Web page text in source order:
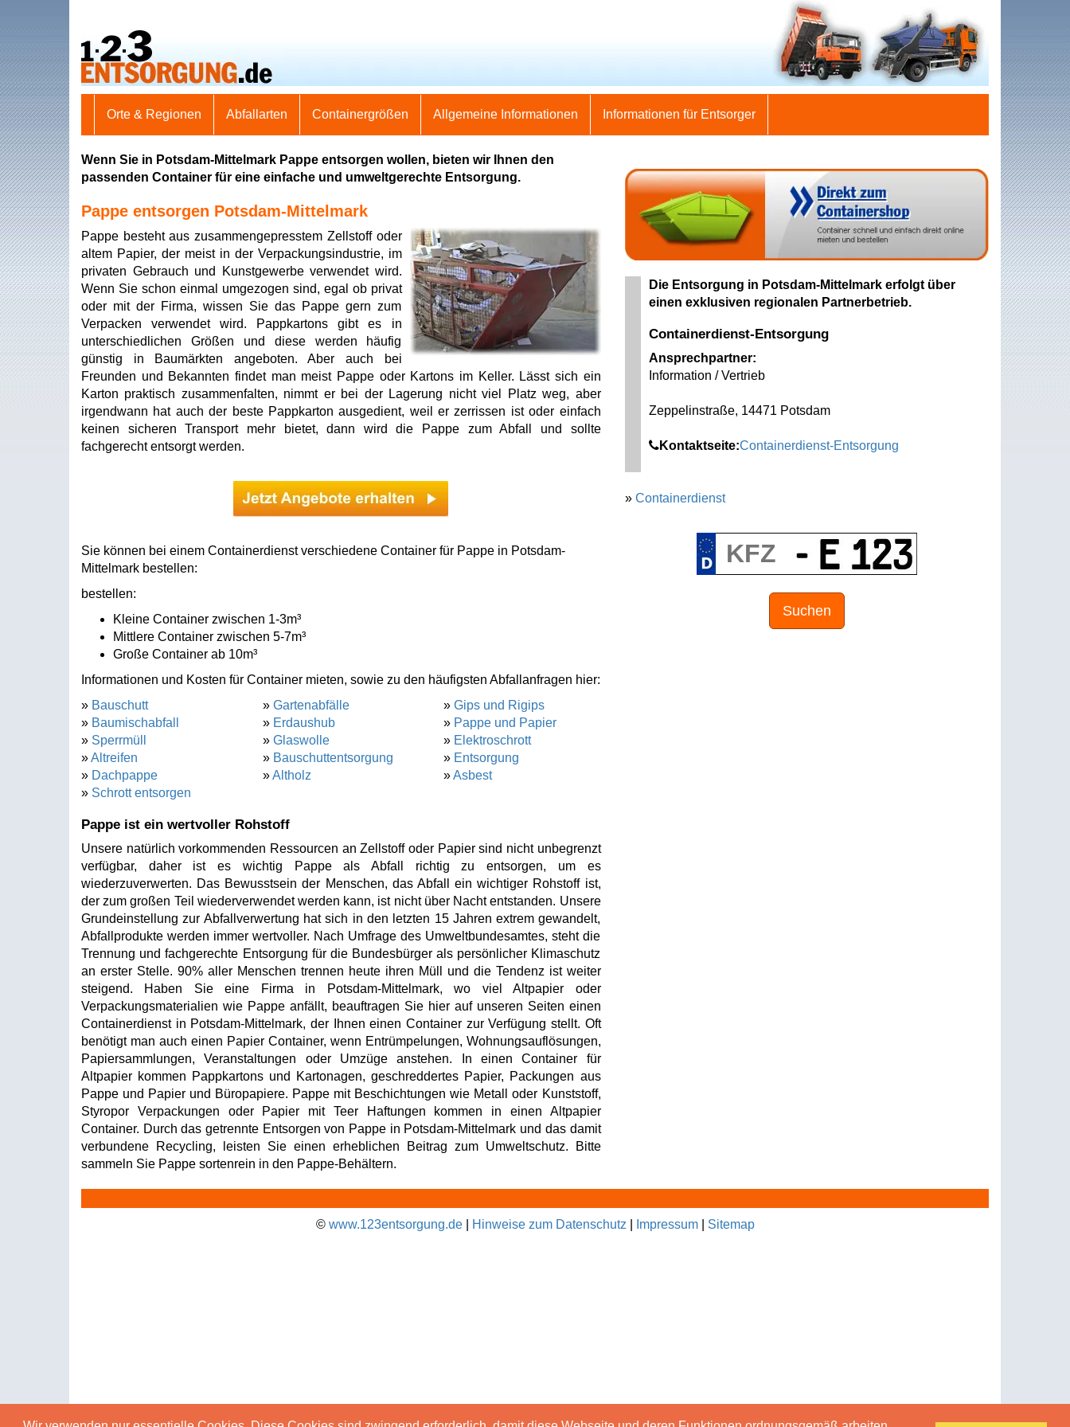
Orte & Regionen Abfallarten Containergrößen Allgemeine Informationen Informationen für Entsorger
Wenn Sie in Potsdam-Mittelmark Pappe entsorgen wollen, bieten wir Ihnen den
passenden Container für eine einfache und umweltgerechte Entsorgung.
Pappe entsorgen Potsdam-Mittelmark
Pappe besteht aus zusammengepresstem Zellstoff oder
altem Papier, der meist in der Verpackungsindustrie, im
privaten Gebrauch und Kunstgewerbe verwendet wird.
Wenn Sie schon einmal umgezogen sind, egal ob privat
oder mit der Firma, wissen Sie das Pappe gern zum
Verpacken verwendet wird. Pappkartons gibt es in
unterschiedlichen Größen und diese werden häufig
günstig in Baumärkten angeboten. Aber auch bei
Freunden und Bekannten findet man meist Pappe oder Kartons im Keller. Lässt sich ein
Karton praktisch zusammenfalten, nimmt er bei der Lagerung nicht viel Platz weg, aber
irgendwann hat auch der beste Pappkarton ausgedient, weil er zerrissen ist oder einfach
keinen sicheren Transport mehr bietet, dann wird die Pappe zum Abfall und sollte
fachgerecht entsorgt werden.
Sie können bei einem Containerdienst verschiedene Container für Pappe in Potsdam-
Mittelmark bestellen:
bestellen:
Kleine Container zwischen 1-3m³
Mittlere Container zwischen 5-7m³
Große Container ab 10m³
Informationen und Kosten für Container mieten, sowie zu den häufigsten Abfallanfragen hier:
» Bauschutt
» Baumischabfall
» Sperrmüll
»Altreifen
» Dachpappe
» Schrott entsorgen
» Gartenabfälle
» Erdaushub
» Glaswolle
» Bauschuttentsorgung
»Altholz
» Gips und Rigips
» Pappe und Papier
» Elektroschrott
» Entsorgung
»Asbest
Pappe ist ein wertvoller Rohstoff
Unsere natürlich vorkommenden Ressourcen an Zellstoff oder Papier sind nicht unbegrenzt
verfügbar, daher ist es wichtig Pappe als Abfall richtig zu entsorgen, um es
wiederzuverwerten. Das Bewusstsein der Menschen, das Abfall ein wichtiger Rohstoff ist,
der zum großen Teil wiederverwendet werden kann, ist nicht über Nacht entstanden. Unsere
Grundeinstellung zur Abfallverwertung hat sich in den letzten 15 Jahren extrem gewandelt,
Abfallprodukte werden immer wertvoller. Nach Umfrage des Umweltbundesamtes, steht die
Trennung und fachgerechte Entsorgung für die Bundesbürger als persönlicher Klimaschutz
an erster Stelle. 90% aller Menschen trennen heute ihren Müll und die Tendenz ist weiter
steigend. Haben Sie eine Firma in Potsdam-Mittelmark, wo viel Altpapier oder
Verpackungsmaterialien wie Pappe anfällt, beauftragen Sie hier auf unseren Seiten einen
Containerdienst in Potsdam-Mittelmark, der Ihnen einen Container zur Verfügung stellt. Oft
benötigt man auch einen Papier Container, wenn Entrümpelungen, Wohnungsauflösungen,
Papiersammlungen, Veranstaltungen oder Umzüge anstehen. In einen Container für
Altpapier kommen Pappkartons und Kartonagen, geschreddertes Papier, Packungen aus
Pappe und Papier und Büropapiere. Pappe mit Beschichtungen wie Metall oder Kunststoff,
Styropor Verpackungen oder Papier mit Teer Haftungen kommen in einen Altpapier
Container. Durch das getrennte Entsorgen von Pappe in Potsdam-Mittelmark und das damit
verbundene Recycling, leisten Sie einen erheblichen Beitrag zum Umweltschutz. Bitte
sammeln Sie Pappe sortenrein in den Pappe-Behältern.
Die Entsorgung in Potsdam-Mittelmark erfolgt über
einen exklusiven regionalen Partnerbetrieb.
Containerdienst-Entsorgung
Ansprechpartner:
Information / Vertrieb
Zeppelinstraße, 14471 Potsdam
Kontaktseite:Containerdienst-Entsorgung
» Containerdienst
Suchen
© www.123entsorgung.de| Hinweise zum Datenschutz Impressum| Sitemap